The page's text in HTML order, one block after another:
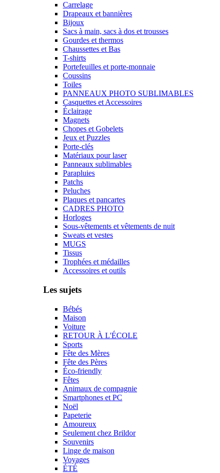
Carrelage
Drapeaux et bannières
Bijoux
Sacs à main, sacs à dos et trousses
Gourdes et thermos
Chaussettes et Bas
T-shirts
Portefeuilles et porte-monnaie
Coussins
Toiles
PANNEAUX PHOTO SUBLIMABLES
Casquettes et Accessoires
Éclairage
Magnets
Chopes et Gobelets
Jeux et Puzzles
Porte-clés
Matériaux pour laser
Panneaux sublimables
Parapluies
Patchs
Peluches
Plaques et pancartes
CADRES PHOTO
Horloges
Sous-vêtements et vêtements de nuit
Sweats et vestes
MUGS
Tissus
Trophées et médailles
Accessoires et outils
Les sujets
Bébés
Maison
Voiture
RETOUR À L'ÉCOLE
Sports
Fête des Mères
Fête des Pères
Éco-friendly
Fêtes
Animaux de compagnie
Smartphones et PC
Noël
Papeterie
Amoureux
Seulement chez Brildor
Souvenirs
Linge de maison
Voyages
ÉTÉ